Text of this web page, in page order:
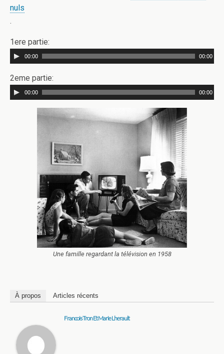
nuls
.
1ere partie:
00:00 00:00
2eme partie:
00:00 00:00
Une famille regardant la télévision en 1958
À propos Articles récents
Francois Tron Et Marie Lherault